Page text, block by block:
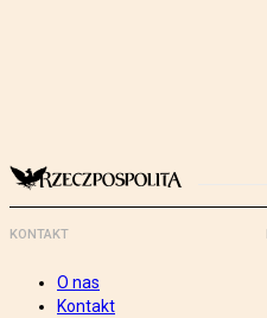
KONTAKT
O nas
Kontakt